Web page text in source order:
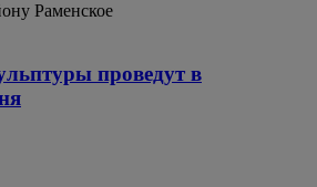
Раменское
проведут в